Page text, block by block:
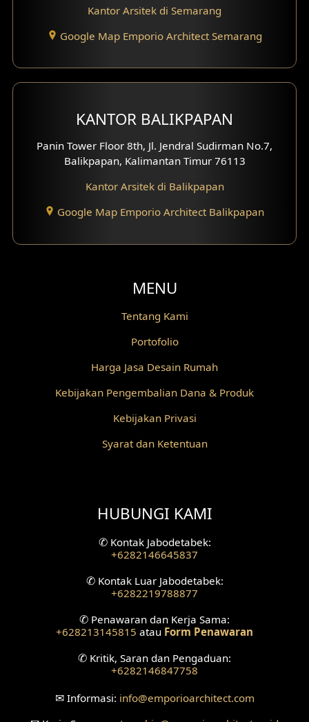
Desain Pantry
Fasad Rumah Villa Bali
Desain Split Level
Desain Wallpanel
Desain Wallpaper
Desain Backyard
Desain Grill Kayu
Desain Railing
Desain Pilar
Desain Interior Villa
Desain Plafon
Desain Ruang Tunggu
Desain Ruang Perawatan
Kantor Arsitek di Semarang
Google Map Emporio Architect Semarang
KANTOR BALIKPAPAN
Panin Tower Floor 8th, Jl. Jendral Sudirman No.7,
Balikpapan, Kalimantan Timur 76113
Kantor Arsitek di Balikpapan
Google Map Emporio Architect Balikpapan
MENU
Tentang Kami
Portofolio
Harga Jasa Desain Rumah
Kebijakan Pengembalian Dana & Produk
Kebijakan Privasi
Syarat dan Ketentuan
HUBUNGI KAMI
✆Kontak Jabodetabek:
+6282146645837
✆Kontak Luar Jabodetabek:
+6282219788877
✆ Penawaran dan Kerja Sama:
+628213145815 atau Form Penawaran
✆ Kritik, Saran dan Pengaduan:
+6282146847758
✉Informasi: info@emporioarchitect.com